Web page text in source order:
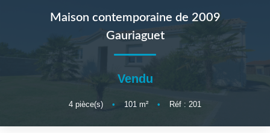
Avis Clients
Biens Vendus
Maison contemporaine de 2009
Gauriaguet
Vendu
4 pièce(s) • 101 m² • Réf : 201